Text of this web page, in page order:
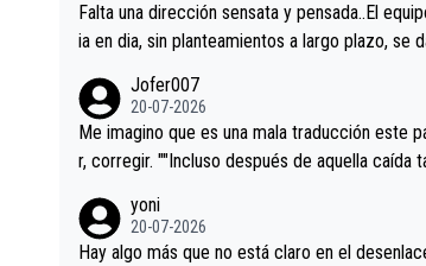
Falta una dirección sensata y pensada..El
ia en dia, sin planteamientos a largo plazo, se
a, Minguez, Velez etc etc.Me da pena vivir
an tristes sin victorias.
Jofer007
20-07-2026
Me imagino que es una mala traducción este
r, corregir. ""Incluso después de aquella caída
rd permaneció pegado a su rueda. Parecía
en la que era capaz de controlar el miedo",
yoni
20-07-2026
Hay algo más que no está claro en el